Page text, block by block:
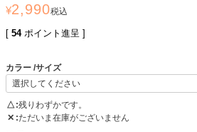
¥2,990税込
[ 54 ポイント進呈 ]
カラー サイズ
△ 残りわずかです。
✕ ただいま在庫がございません